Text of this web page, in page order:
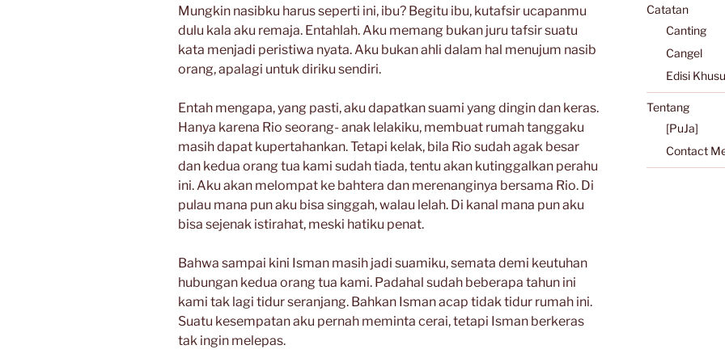
Mungkin nasibku harus seperti ini, ibu? Begitu ibu, kutafsir ucapanmu
dulu kala aku remaja. Entahlah. Aku memang bukan juru tafsir suatu
kata menjadi peristiwa nyata. Aku bukan ahli dalam hal menujum nasib
orang, apalagi untuk diriku sendiri.
Entah mengapa, yang pasti, aku dapatkan suami yang dingin dan keras.
Hanya karena Rio seorang- anak lelakiku, membuat rumah tanggaku
masih dapat kupertahankan. Tetapi kelak, bila Rio sudah agak besar
dan kedua orang tua kami sudah tiada, tentu akan kutinggalkan perahu
ini. Aku akan melompat ke bahtera dan merenanginya bersama Rio. Di
pulau mana pun aku bisa singgah, walau lelah. Di kanal mana pun aku
bisa sejenak istirahat, meski hatiku penat.
Bahwa sampai kini Isman masih jadi suamiku, semata demi keutuhan
hubungan kedua orang tua kami. Padahal sudah beberapa tahun ini
kami tak lagi tidur seranjang. Bahkan Isman acap tidak tidur rumah ini.
Suatu kesempatan aku pernah meminta cerai, tetapi Isman berkeras
tak ingin melepas.
Catatan
Canting
Cangel
Edisi
Tentang
[PuJa]
Contact